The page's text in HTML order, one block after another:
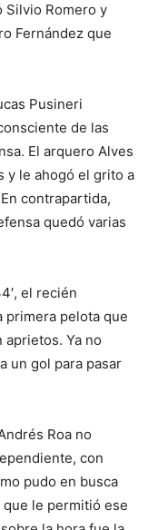
Silvio Romero y
Fernández que
Pusineri
de las
El arquero Alves
y le ahogó el grito a
contrapartida,
quedó varias
el recién
primera pelota que
aprietos. Ya no
un gol para pasar
Roa no
con
pudo en busca
que le permitió ese